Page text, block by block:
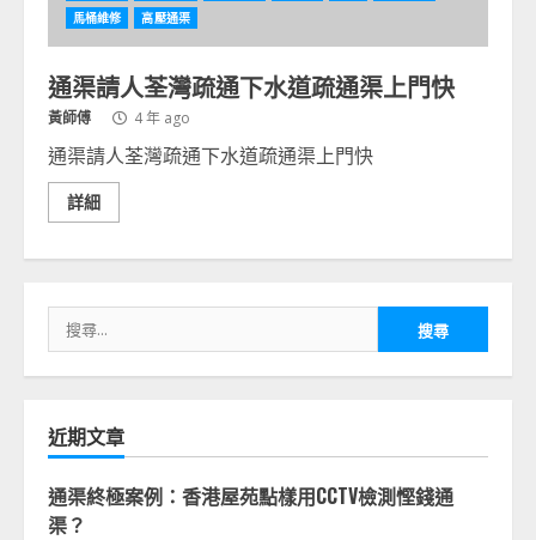
馬桶維修
高壓通渠
通渠請人荃灣疏通下水道疏通渠上門快
黃師傅 4 年 ago
通渠請人荃灣疏通下水道疏通渠上門快
詳細
尋
關
字:
近期文章
通渠終極案例：香港屋苑點樣用CCTV檢測慳錢通
渠？